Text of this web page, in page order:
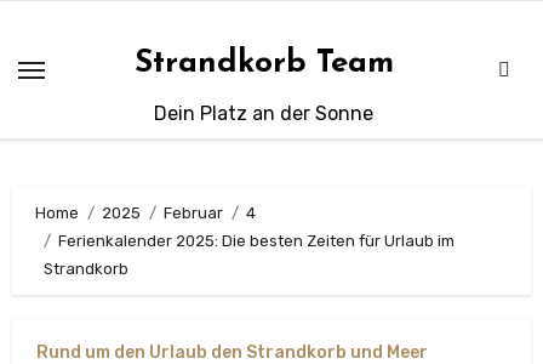
springen
Strandkorb Team
Dein Platz an der Sonne
Home 2025 Februar
4
Ferienkalender 2025: Die besten Zeiten für Urlaub im
Strandkorb
Rund um den Urlaub den Strandkorb und Meer